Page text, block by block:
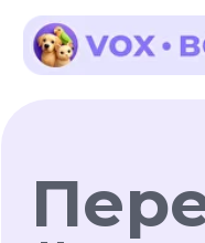
йорков